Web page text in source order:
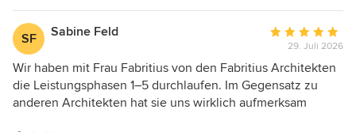
SF Sabine Feld
Bewertung:
5
von
5
29. Juli 2026
Wir haben mit Frau Fabritius von den Fabritius Architekten
die Leistungsphasen 1–5 durchlaufen. Im Gegensatz zu
anderen Architekten hat sie uns wirklich aufmerksam